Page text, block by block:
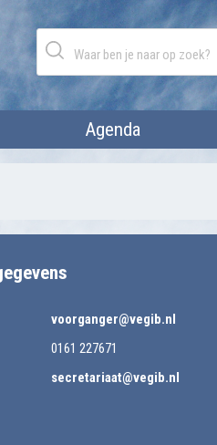
Agenda
voorganger@vegib.nl
0161 227671
secretariaat@vegib.nl